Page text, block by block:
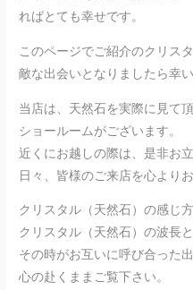
ればとても幸せです。
このページでご紹介のクリス
敵な出会いとなりましたら幸い
当店は、天然石を実際に見て
ショールームがございます。
近くにお越しの際は、是非お
日々、皆様のご来店を心より
クリスタル（天然石）の感じ
クリスタル（天然石）の波長
その時がお互いに呼び合った
心の赴くままご覧下さい。